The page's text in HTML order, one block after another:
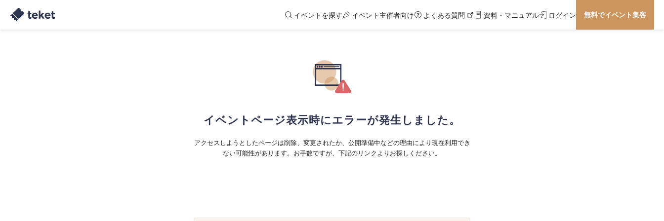
イベントを探す イベント主催者向け よくある質問 資料・マニュアル ログイン 無料でイベント集客
イベントページ表示時にエラーが発生しました。
アクセスしようとしたページは削除、変更されたか、公開準備中などの理由により現在利用でき
ない可能性があります。お手数ですが、下記のリンクよりお探しください。